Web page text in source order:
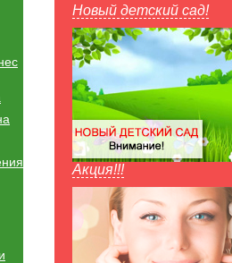
Новый детский сад!
Акция!!!